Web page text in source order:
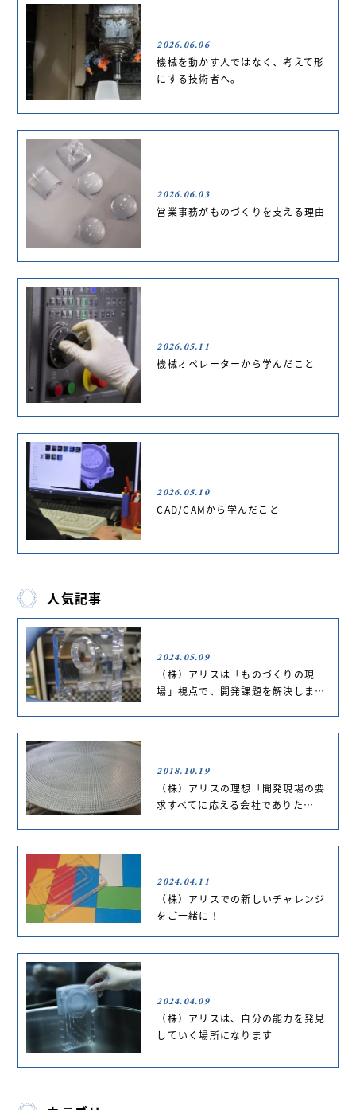
2026.06.06
機械を動かす人ではなく、考えて形
にする技術者へ。
2026.06.03
営業事務がものづくりを支える理由
2026.05.11
機械オペレーターから学んだこと
2026.05.10
CAD/CAMから学んだこと
人気記事
2024.05.09
（株）アリスは「ものづくりの現
場」視点で、開発課題を解決しま…
2018.10.19
（株）アリスの理想「開発現場の要
求すべてに応える会社でありた…
2024.04.11
（株）アリスでの新しいチャレンジ
をご一緒に！
2024.04.09
（株）アリスは、自分の能力を発見
していく場所になります